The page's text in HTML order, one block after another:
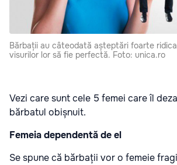
Bărbații au câteodată așteptări foarte
visurilor lor să fie perfectă. Foto: unica.ro
Vezi care sunt cele 5 femei care îl
bărbatul obișnuit.
Femeia dependentă de el
Se spune că bărbații vor o femeie